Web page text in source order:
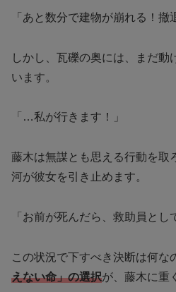
「あと数分で建物が崩れる！撤
しかし、瓦礫の奥には、まだ動
います。
「…私が行きます！」
藤木は無謀とも思える行動を取
河が彼女を引き止めます。
「お前が死んだら、救助員とし
この状況で下すべき決断は何な
えない命」の選択が、藤木に重